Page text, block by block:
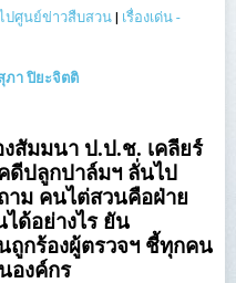
ปศูนย์ข่าวสืบสวน | เรื่องเด่น -
ภา ปิยะจิตติ
งสัมมนา ป.ป.ช. เคลียร์
ดีปลูกปาล์มฯ ลั่นไป
าม คนไต่สวนคือฝ่าย
ด้อย่างไร ยัน
ถูกร้องผู้ตรวจฯ ชี้ทุกคน
องค์กร